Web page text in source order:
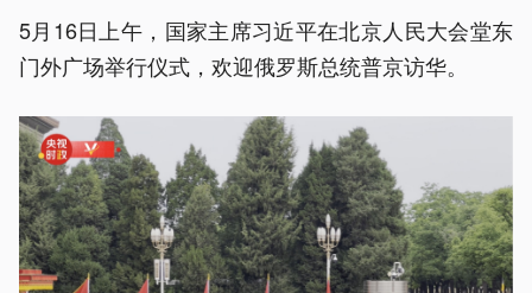
5月16日上午，国家主席习近平在北京人民大会堂东
门外广场举行仪式，欢迎俄罗斯总统普京访华。